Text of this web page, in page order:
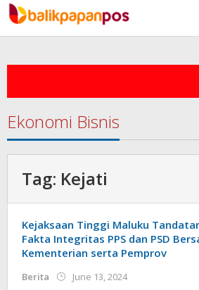
Skip
to
content
Ekonomi Bisnis
Tag: Kejati
Kejaksaan Tinggi Maluku
Fakta Integritas PPS dan PSD
Kementerian serta Pemprov
Berita June 13, 2024by